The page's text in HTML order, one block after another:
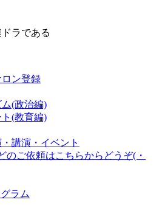
ラである
ン登録
(政治編)
(教育編)
講演・イベント
のご依頼はこちらからどうぞ(・
ラム